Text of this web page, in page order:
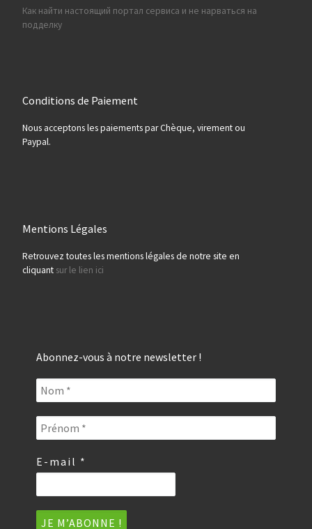
Как найти настоящий портал сервиса и не нарваться на
подделку
Conditions de Paiement
Nous acceptons les paiements par Chèque, virement ou
Paypal.
Mentions Légales
Retrouvez toutes les mentions légales de notre site en
cliquant sur le lien ici
Abonnez-vous à notre newsletter !
E-mail *